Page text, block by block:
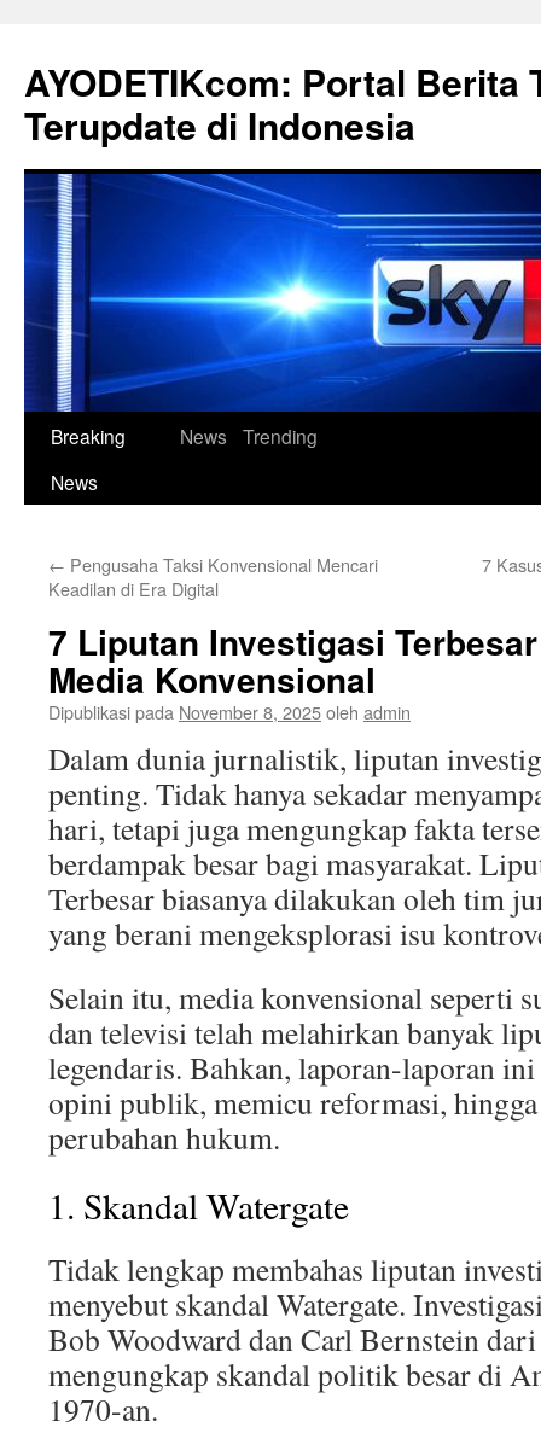
isi
AYODETIKcom: Portal Berita
Terupdate di Indonesia
Breaking
News
News Trending
← Pengusaha Taksi Konvensional Mencari
Keadilan di Era Digital
7
7 Liputan Investigasi
Media Konvensional
Dipublikasi pada November 8, 2025oleh admin
Dalam dunia jurnalistik, liputan
penting. Tidak hanya sekadar
hari, tetapi juga mengungkap fakta
berdampak besar bagi masyarakat.
Terbesar biasanya dilakukan oleh tim
yang berani mengeksplorasi isu
Selain itu, media konvensional seperti
dan televisi telah melahirkan banyak
legendaris. Bahkan, laporan-laporan
opini publik, memicu reformasi,
perubahan hukum.
1. Skandal Watergate
Tidak lengkap membahas liputan
menyebut skandal Watergate.
Bob Woodward dan Carl Bernstein
mengungkap skandal politik besar di
1970-an.